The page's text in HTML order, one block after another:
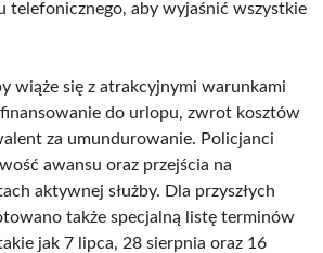
telefonicznego, aby wyjaśnić wszystkie
wiąże się z atrakcyjnymi warunkami
do urlopu, zwrot kosztów
za umundurowanie. Policjanci
awansu oraz przejścia na
aktywnej służby. Dla przyszłych
także specjalną listę terminów
jak 7 lipca, 28 sierpnia oraz 16